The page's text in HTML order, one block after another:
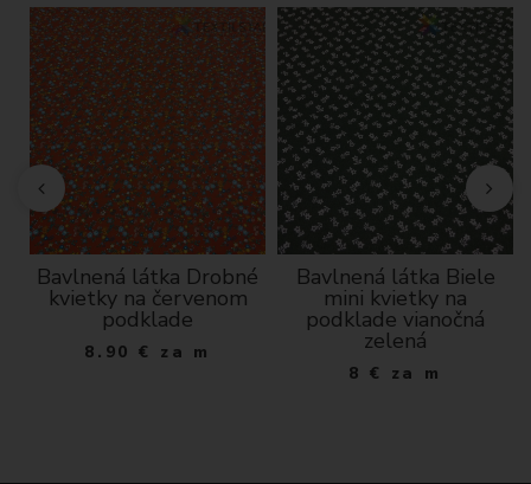
Bavlnená látka Drobné
kvietky na červenom
podklade
8.90 € za m
Bavlnená látka Biele
mini kvietky na
podklade vianočná
zelená
8 € za m